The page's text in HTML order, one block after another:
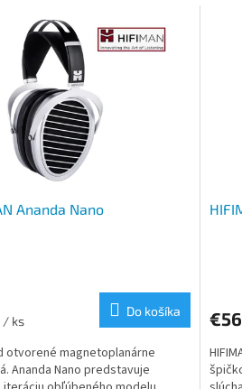
Ananda Nano
/ ks
Do košíka
otvorené magnetoplanárne
Ananda Nano predstavuje